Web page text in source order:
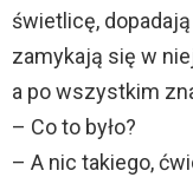
świetlicę,
zamykają się w
a po wszystkim
– Co to było?
– A nic takiego,